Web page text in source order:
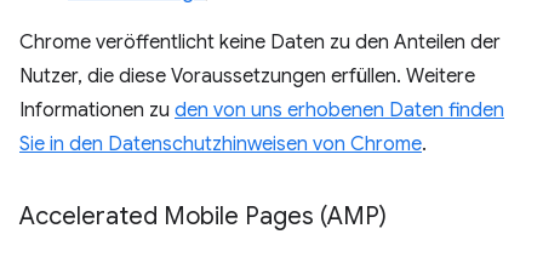
Chrome veröffentlicht keine Daten zu den Anteilen der
Nutzer, die diese Voraussetzungen erfüllen. Weitere
Informationen zu den von uns erhobenen Daten finden
Sie in den Datenschutzhinweisen von Chrome.
Accelerated Mobile Pages (AMP)